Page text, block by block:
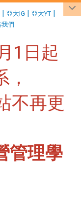
| 亞大IG | 亞大YT |
們
1日起
不再更
管理學